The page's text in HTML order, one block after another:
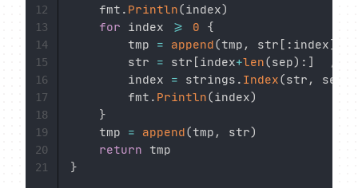
	fmt
. Println(index)
for index >= 0
{
		tmp
= append(tmp , str [ : index]
		str
= str [index+len(sep) : ]
//
		index
= strings . Index(str , sep
		fmt
. Println(index)
}
	tmp
= append(tmp , str)
return
}
12
13
14
15
16
17
18
19
20
21